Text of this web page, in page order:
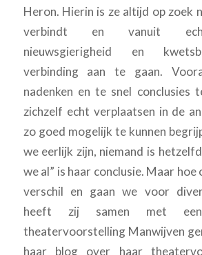
Heron. Hierin is ze altijd op zoek
verbindt en vanuit
nieuwsgierigheid en
verbinding aan te gaan.
nadenken en te snel conclusies
zichzelf echt verplaatsen in de
zo goed mogelijk te kunnen
we eerlijk zijn, niemand is
we al” is haar conclusie. Maar hoe
verschil en gaan we voor
heeft zij samen met
theatervoorstelling Manwijven
haar blog over haar